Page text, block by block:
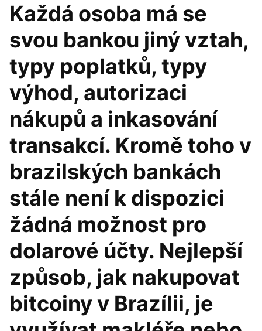
Každá osoba má se
svou bankou jiný vztah,
typy poplatků, typy
výhod, autorizaci
nákupů a inkasování
transakcí. Kromě toho v
brazilských bankách
stále není k dispozici
žádná možnost pro
dolarové účty. Nejlepší
způsob, jak nakupovat
bitcoiny v Brazílii, je